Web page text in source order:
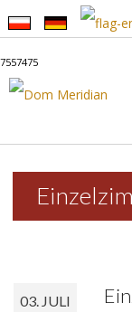
7557475
START
APARTAMENTY
03. JULI